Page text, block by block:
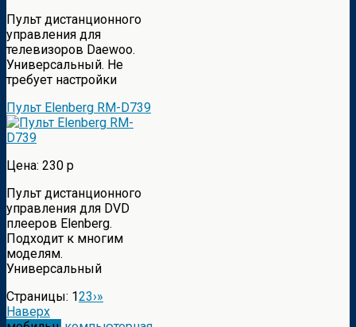
Пульт дистанционного
управления для
телевизоров Daewoo.
Универсальный. Не
требует настройки
Пульт Elenberg RM-D739
Цена: 230 р
Пульт дистанционного
управления для DVD
плееров Elenberg.
Подходит к многим
моделям.
Универсальный
Страницы: 123›»
Наверх